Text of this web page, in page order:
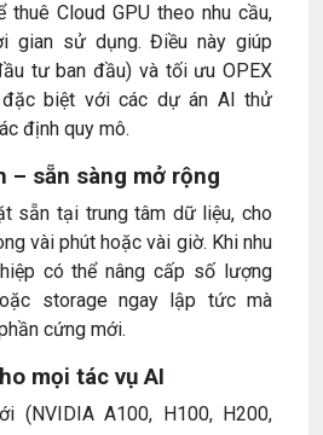
thuê Cloud GPU theo nhu cầu,
gian sử dụng. Điều này giúp
tư ban đầu) và tối ưu OPEX
đặc biệt với các dự án AI thử
định quy mô.
– sẵn sàng mở rộng
sẵn tại trung tâm dữ liệu, cho
vài phút hoặc vài giờ. Khi nhu
có thể nâng cấp số lượng
storage ngay lập tức mà
cứng mới.
mọi tác vụ AI
(NVIDIA A100, H100, H200,